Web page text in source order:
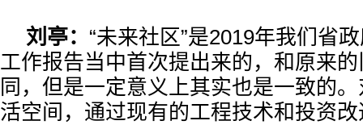
刘亭： “未来社区”是2019年我们省
工作报告当中首次提出来的，和原来
同，但是一定意义上其实也是一致的
活空间，通过现有的工程技术和投资